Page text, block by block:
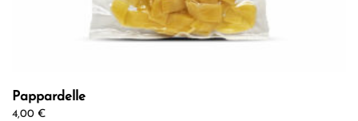
Pappardelle
4,00 €